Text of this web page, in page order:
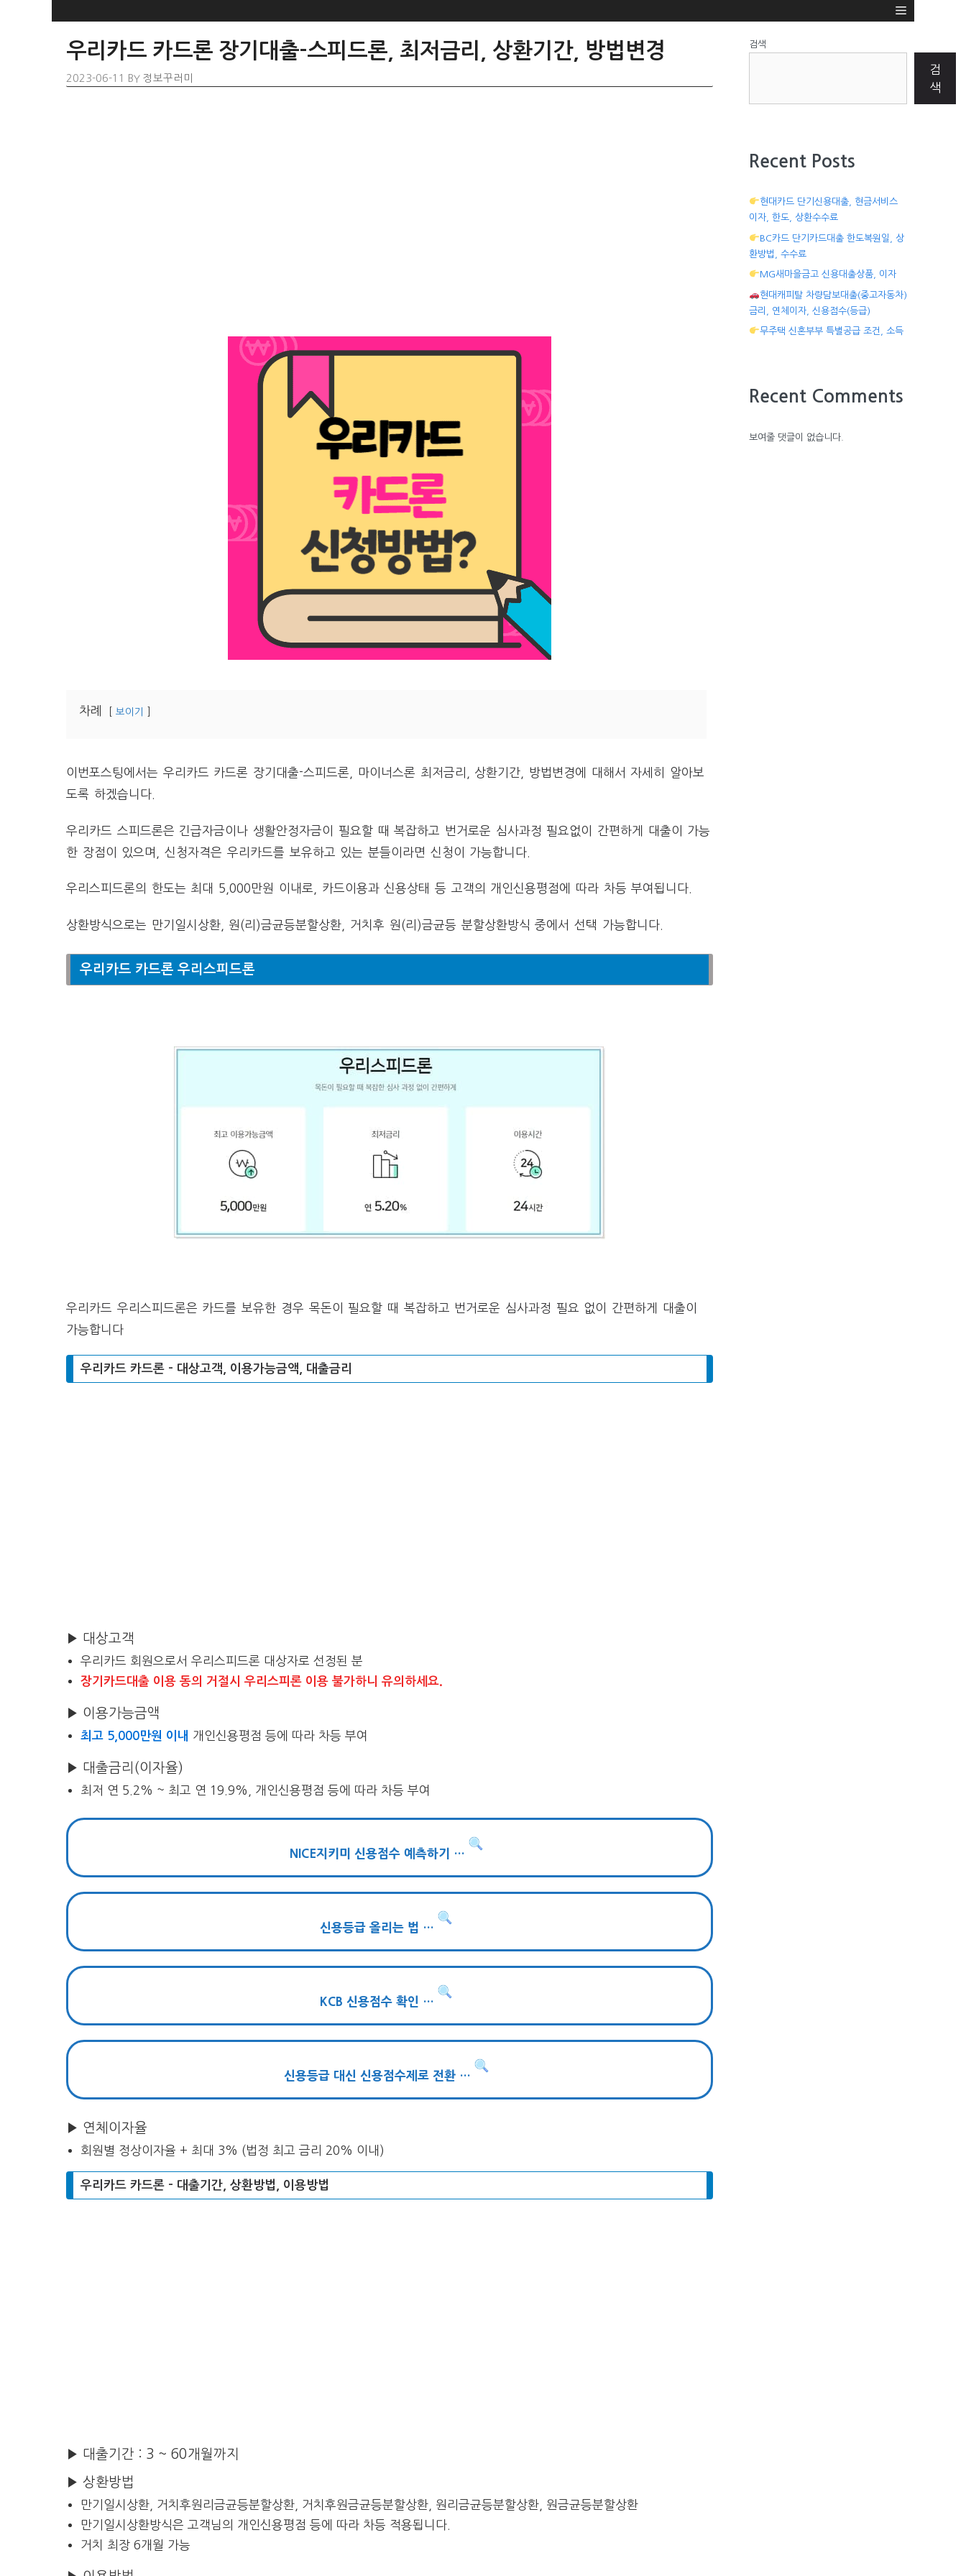
우리카드 카드론 장기대출-스피드론, 최저금리, 상환기간, 방법변경
2023-06-11 BY 정보꾸러미
차례 보이기
이번포스팅에서는 우리카드 카드론 장기대출-스피드론, 마이너스론 최저금리, 상환기간, 방법변경에 대해서 자세히 알아보
도록 하겠습니다.
우리카드 스피드론은 긴급자금이나 생활안정자금이 필요할 때 복잡하고 번거로운 심사과정 필요없이 간편하게 대출이 가능
한 장점이 있으며, 신청자격은 우리카드를 보유하고 있는 분들이라면 신청이 가능합니다.
우리스피드론의 한도는 최대 5,000만원 이내로, 카드이용과 신용상태 등 고객의 개인신용평점에 따라 차등 부여됩니다.
상환방식으로는 만기일시상환, 원(리)금균등분할상환, 거치후 원(리)금균등 분할상환방식 중에서 선택 가능합니다.
우리카드 카드론 우리스피드론
우리카드 우리스피드론은 카드를 보유한 경우 목돈이 필요할 때 복잡하고 번거로운 심사과정 필요 없이 간편하게 대출이
가능합니다
우리카드 카드론 – 대상고객, 이용가능금액, 대출금리
▶ 대상고객
우리카드 회원으로서 우리스피드론 대상자로 선정된 분
장기카드대출 이용 동의 거절시 우리스피론 이용 불가하니 유의하세요.
▶ 이용가능금액
최고 5,000만원 이내 개인신용평점 등에 따라 차등 부여
▶ 대출금리(이자율)
최저 연 5.2% ~ 최고 연 19.9%, 개인신용평점 등에 따라 차등 부여
NICE지키미 신용점수 예측하기 …
신용등급 올리는 법 …
KCB 신용점수 확인 …
신용등급 대신 신용점수제로 전환 …
▶ 연체이자율
회원별 정상이자율 + 최대 3% (법정 최고 금리 20% 이내)
우리카드 카드론 – 대출기간, 상환방법, 이용방법
▶ 대출기간 : 3 ~ 60개월까지
▶ 상환방법
만기일시상환, 거치후원리금균등분할상환, 거치후원금균등분할상환, 원리금균등분할상환, 원금균등분할상환
만기일시상환방식은 고객님의 개인신용평점 등에 따라 차등 적용됩니다.
거치 최장 6개월 가능
검색
검
색
Recent Posts
현대카드 단기신용대출, 현금서비스
이자, 한도, 상환수수료
BC카드 단기카드대출 한도복원일, 상
환방법, 수수료
MG새마을금고 신용대출상품, 이자
현대캐피탈 차량담보대출(중고자동차)
금리, 연체이자, 신용점수(등급)
무주택 신혼부부 특별공급 조건, 소득
Recent Comments
보여줄 댓글이 없습니다.